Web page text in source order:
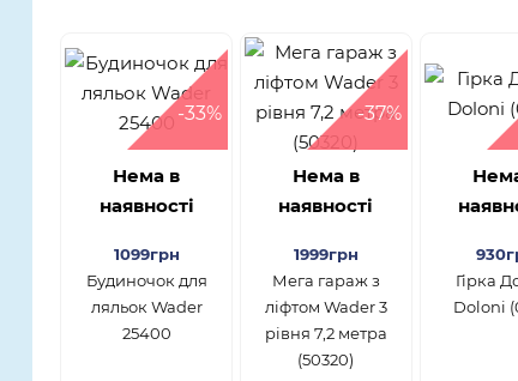
-33%
Нема в
наявності
1099грн
Будиночок для
ляльок Wader
25400
-37%
Нема в
наявності
1999грн
Мега гараж з
ліфтом Wader 3
рівня 7,2 метра
(50320)
Гірка
Doloni